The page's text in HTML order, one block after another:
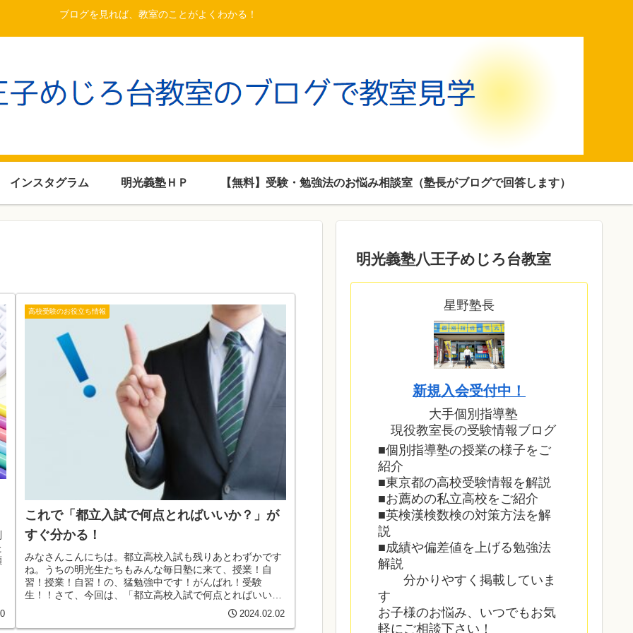
ブログを見れば、教室のことがよくわかる！
インスタグラム 明光義塾ＨＰ 【無料】受験・勉強法のお悩み相談室（塾長がブログで回答します）
高校受験のお役立ち情報
これで「都立入試で何点とればいいか？」が
すぐ分かる！
みなさんこんにちは。都立高校入試も残りあとわずかです
ね。うちの明光生たちもみんな毎日塾に来て、授業！自
習！授業！自習！の、猛勉強中です！がんばれ！受験
生！！さて、今回は、「都立高校入試で何点とればいい
か？」を分かりやすーく解説したいと思いま...
2024.02.02
明光義塾八王子めじろ台教室
星野塾長
新規入会受付中！
大手個別指導塾
現役教室長の受験情報ブログ
■個別指導塾の授業の様子をご
紹介
■東京都の高校受験情報を解説
■お薦めの私立高校をご紹介
■英検漢検数検の対策方法を解
説
■成績や偏差値を上げる勉強法
解説
分かりやすく掲載していま
す
お子様のお悩み、いつでもお気
軽にご相談下さい！